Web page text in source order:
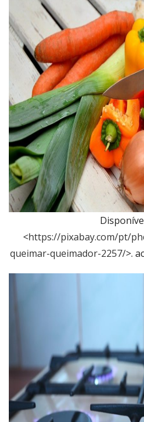
<https://pixabay.com/pt/
queimar-queimador-2257/>.